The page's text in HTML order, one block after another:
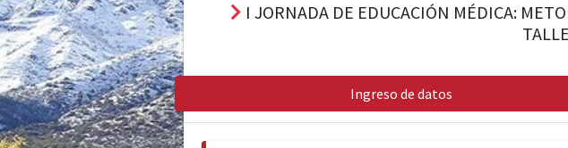
I JORNADA DE EDUCACIÓN MÉDICA:
Ingreso de datos